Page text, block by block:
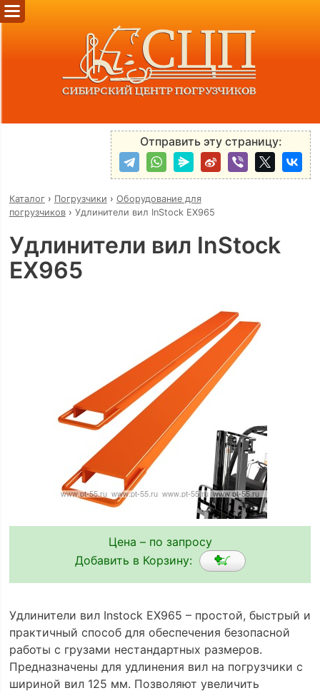
Отправить эту страницу:
Каталог› Погрузчики › Оборудование для
погрузчиков› Удлинители вил InStock EX965
Удлинители вил InStock
EX965
Цена – по запросу
Добавить в Корзину:
Удлинители вил Instock EX965 – простой, быстрый и
практичный способ для обеспечения безопасной
работы с грузами нестандартных размеров.
Предназначены для удлинения вил на погрузчики с
шириной вил 125 мм. Позволяют увеличить